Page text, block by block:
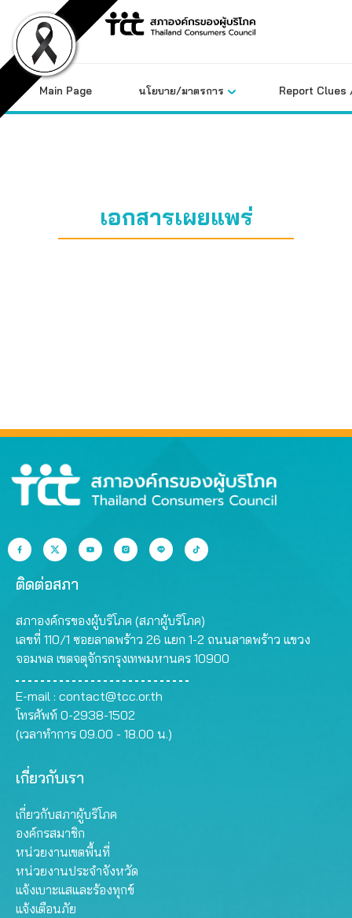
content
Main Page นโยบาย/มาตรการ Report Clues
เอกสารเผยแพร่
ติดต่อสภา
สภาองค์กรของผู้บริโภค (สภาผู้บริโภค)
เลขที่ 110/1 ซอยลาดพร้าว 26 แยก 1-2 ถนนลาดพร้าว แขวง
จอมพล เขตจตุจักรกรุงเทพมหานคร 10900
E-mail : contact@tcc.or.th
โทรศัพท์ 0-2938-1502
(เวลาทำการ 09.00 - 18.00 น.)
เกี่ยวกับเรา
เกี่ยวกับสภาผู้บริโภค
องค์กรสมาชิก
หน่วยงานเขตพื้นที่
หน่วยงานประจำจังหวัด
แจ้งเบาะแสและร้องทุกข์
แจ้งเตือนภัย